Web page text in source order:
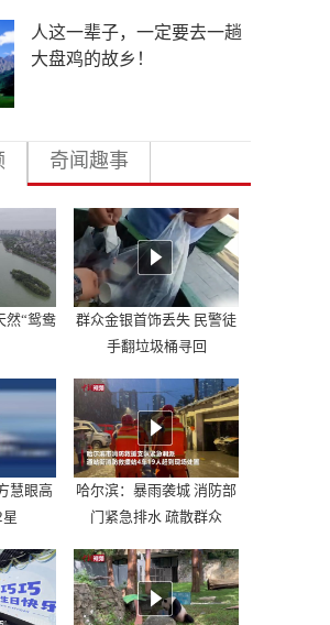
这一次，孙杨坐着聊
奇闻趣事
然“鸳鸯
群众金银首饰丢失 民警徒
手翻垃圾桶寻回
慧眼高
哈尔滨：暴雨袭城 消防部
门紧急排水 疏散群众